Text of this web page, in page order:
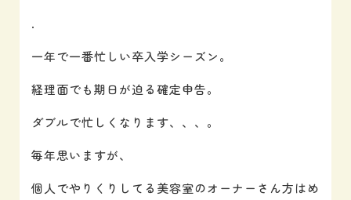
.
一年で一番忙しい卒入学シーズン。
経理面でも期日が迫る確定申告。
ダブルで忙しくなります、、、。
毎年思いますが、
個人でやりくりしてる美容室のオーナーさん方はめ